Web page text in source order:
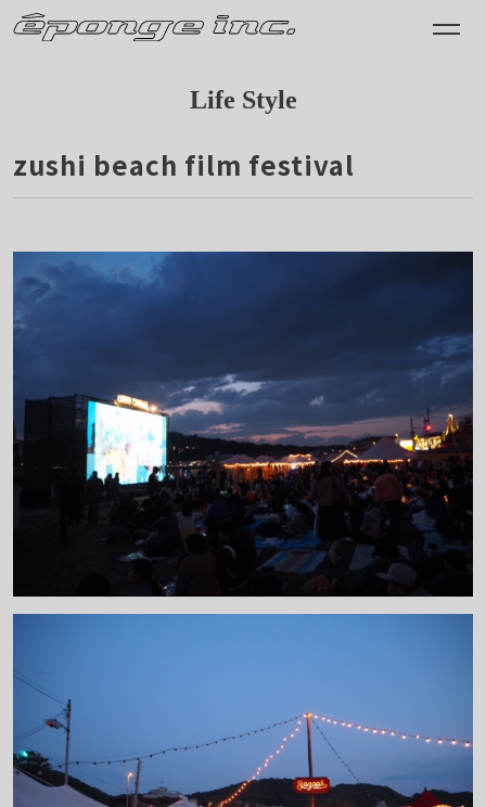
Life Style
zushi beach film festival